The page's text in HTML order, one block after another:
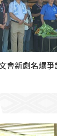
會新劇名爆